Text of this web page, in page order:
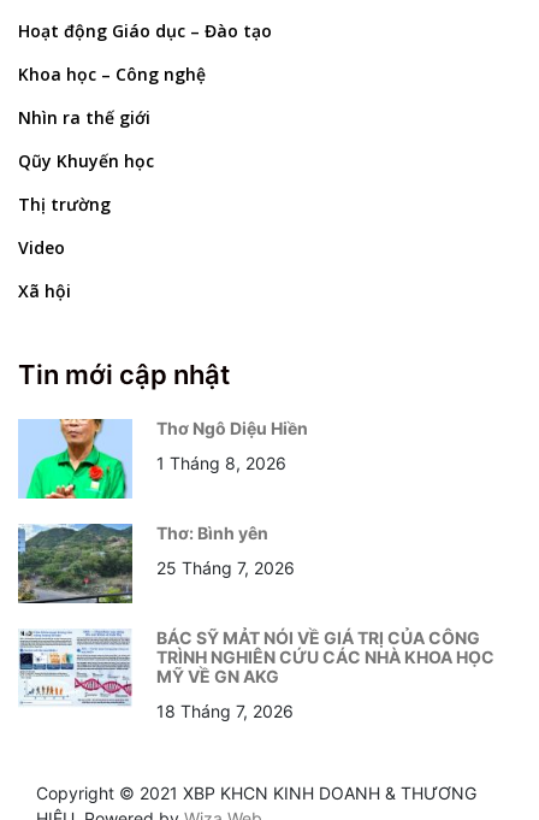
Hoạt động Giáo dục – Đào tạo
Khoa học – Công nghệ
Nhìn ra thế giới
Qũy Khuyến học
Thị trường
Video
Xã hội
Tin mới cập nhật
Thơ Ngô Diệu Hiền
1 Tháng 8, 2026
Thơ: Bình yên
25 Tháng 7, 2026
BÁC SỸ MẢT NÓI VỀ GIÁ TRỊ CỦA CÔNG
TRÌNH NGHIÊN CỨU CÁC NHÀ KHOA HỌC
MỸ VỀ GN AKG
18 Tháng 7, 2026
Copyright © 2021 XBP KHCN KINH DOANH & THƯƠNG